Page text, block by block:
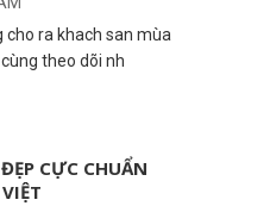
cho ra khach san mùa
theo dõi nh
CỰC CHUẨN